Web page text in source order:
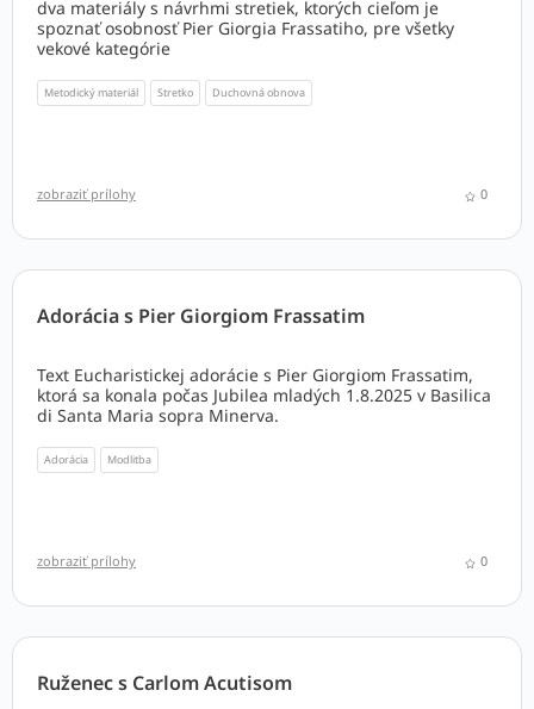
dva materiály s návrhmi stretiek, ktorých cieľom je
spoznať osobnosť Pier Giorgia Frassatiho, pre všetky
vekové kategórie
Metodický materiál Stretko Duchovná obnova
zobraziť prílohy 0
Adorácia s Pier Giorgiom Frassatim
Text Eucharistickej adorácie s Pier Giorgiom Frassatim,
ktorá sa konala počas Jubilea mladých 1.8.2025 v Basilica
di Santa Maria sopra Minerva.
Adorácia Modlitba
zobraziť prílohy 0
Ruženec s Carlom Acutisom